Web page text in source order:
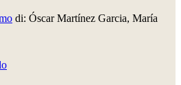
di: Óscar Martínez Garcia, María